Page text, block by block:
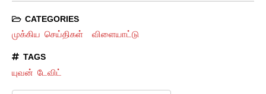
CATEGORIES
முக்கிய செய்திகள் விளையாட்டு
TAGS
யுவன் டேவிட்